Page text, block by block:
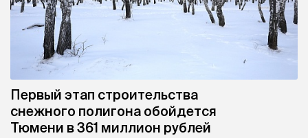
Первый этап строительства
снежного полигона обойдется
Тюмени в 361 миллион рублей